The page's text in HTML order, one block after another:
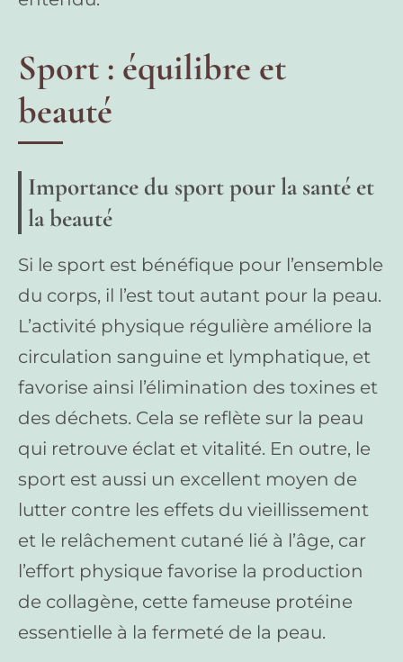
Sport : équilibre et
beauté
Importance du sport pour la santé et
la beauté
Si le sport est bénéfique pour l’ensemble
du corps, il l’est tout autant pour la peau.
L’activité physique régulière améliore la
circulation sanguine et lymphatique, et
favorise ainsi l’élimination des toxines et
des déchets. Cela se reflète sur la peau
qui retrouve éclat et vitalité. En outre, le
sport est aussi un excellent moyen de
lutter contre les effets du vieillissement
et le relâchement cutané lié à l’âge, car
l’effort physique favorise la production
de collagène, cette fameuse protéine
essentielle à la fermeté de la peau.